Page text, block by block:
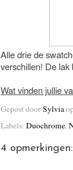
Alle drie de
verschillen! De
Wat vinden jullie
Gepost doorSylvia
Labels: Duochrome,
4 opmerkingen: